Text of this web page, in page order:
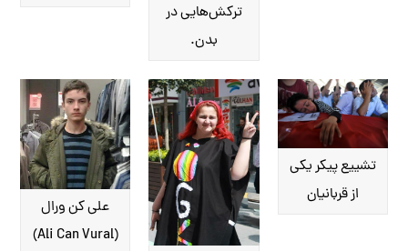
ترکش‌هایی در
بدن.
علی کن ورال
(Ali Can Vural)
تشییع پیکر یکی
از قربانیان